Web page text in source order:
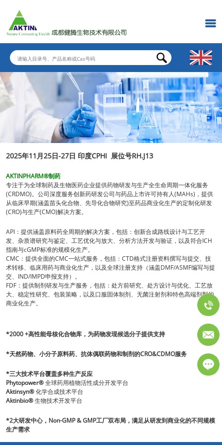
2025年11月25日-27日 印度CPHI 展位号RH.J13
AKTINPHARM®制药
专注于为全球制药及生物医药企业提供药物研发与生产全生命周期一体化服务
(CRDMO)。公司深度服务创新药研发公司与药品上市许可持有人(MAHs)，提供
从临床早期(涵盖苗头化合物、先导化合物研究)至药品商业化生产的定制化研发
(CRO)与生产(CMO)解决方案。
API：提供涵盖原料药全周期的解决方案，包括：创新合成路线设计与工艺开
发、杂质谱研究与鉴定、工艺优化与放大、分析方法开发与验证，以及符合ICH
指南与cGMP标准的规模化生产。
CMC：提供全面的CMC一站式服务，包括：CTD格式注册资料撰写与提交、技
术转移、临床用药与商业化生产，以及全球注册支持（涵盖DMF/ASMF编写与提
交、IND/IMPD申报支持）。
FDF：提供制剂研发与生产服务，包括：处方前研究、处方设计与优化、工艺放
大、稳定性研究、包装策略，以及口服固体制剂、无菌注射剂和特色高端剂型的
商业化生产。
*2000 +高性能母核化合物库，为药物发现候选分子提供支持
*天然药物、小分子原料药、抗体偶联药物和制剂的CRO&CDMO服务
*三大技术平台覆盖多种生产反应
Phytopower®全球药用植物活性成分开发平台
Aktinsyn®化学合成技术平台
Aktinbio®生物技术开发平台
*2大研发中心，Non-GMP & GMP工厂双布局，满足从研发到商业化的不同规模
生产需求